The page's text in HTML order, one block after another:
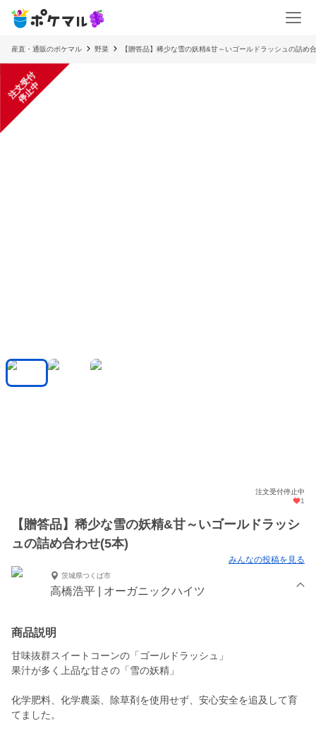
産直・通販のポケマル 野菜 【贈答品】稀少な雪の妖精&甘～いゴールドラッシュの詰め
注
文
受
付
停
止
中
注文受付停止中
1
【贈答品】稀少な雪の妖精&甘～いゴールドラッシ
ュの詰め合わせ(5本)
みんなの投稿を見る
茨城県つくば市
高橋浩平 | オーガニックハイツ
商品説明
甘味抜群スイートコーンの「ゴールドラッシュ」
果汁が多く上品な甘さの「雪の妖精」
化学肥料、化学農薬、除草剤を使用せず、安心安全を追及して育
てました。